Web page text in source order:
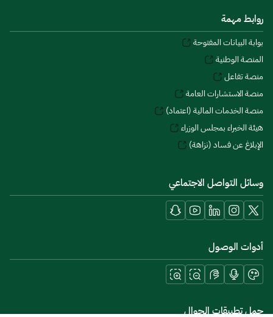
روابط مهمة
بوابة البيانات المفتوحة
المنصة الوطنية
منصة تفاعل
منصة الاستشارات العامة
منصة الخدمات المالية (اعتماد)
هيئة الخبراء بمجلس الوزراء
الإبلاغ عن فساد (نزاهة)
وسائل التواصل الاجتماعي
أدوات الوصول
حمل تطبيقات الجوال